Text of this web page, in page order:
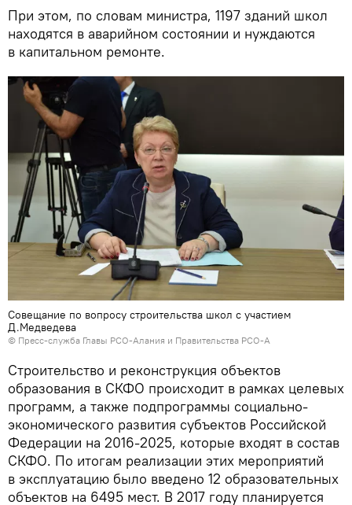
При этом, по словам министра, 1197 зданий школ
находятся в аварийном состоянии и нуждаются
в капитальном ремонте.
Совещание по вопросу строительства школ с участием
Д.Медведева
© Пресс-служба Главы РСО-Алания и Правительства РСО-А
Строительство и реконструкция объектов
образования в СКФО происходит в рамках целевых
программ, а также подпрограммы социально-
экономического развития субъектов Российской
Федерации на 2016-2025, которые входят в состав
СКФО. По итогам реализации этих мероприятий
в эксплуатацию было введено 12 образовательных
объектов на 6495 мест. В 2017 году планируется